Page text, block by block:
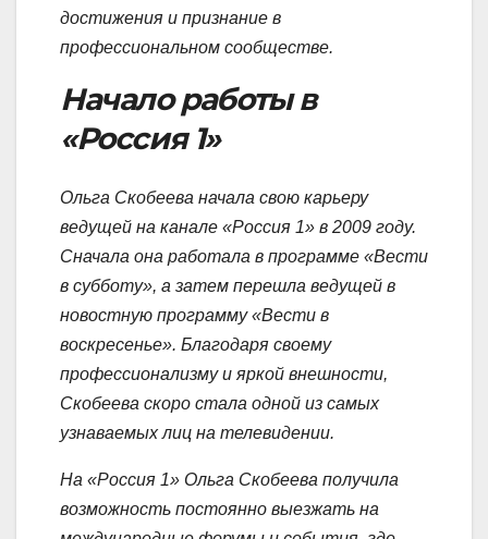
достижения и признание в
профессиональном сообществе.
Начало работы в
«Россия 1»
Ольга Скобеева начала свою карьеру
ведущей на канале «Россия 1» в 2009 году.
Сначала она работала в программе «Вести
в субботу», а затем перешла ведущей в
новостную программу «Вести в
воскресенье». Благодаря своему
профессионализму и яркой внешности,
Скобеева скоро стала одной из самых
узнаваемых лиц на телевидении.
На «Россия 1» Ольга Скобеева получила
возможность постоянно выезжать на